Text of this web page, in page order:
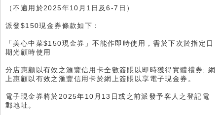
（不適用於2025年10月1日及6-7日）
派發$150現金券條款如下：
「美心中菜$150現金券」不能作即時使用，需於下次於指定日
期光顧時使用
分店惠顧以有效之滙豐信用卡全數簽賬以即時獲得實體禮券; 網
上惠顧以有效之滙豐信用卡於網上簽賬以享電子現金券。
電子現金券將於2025年10月13日或之前派發予客人之登記電
郵地址。